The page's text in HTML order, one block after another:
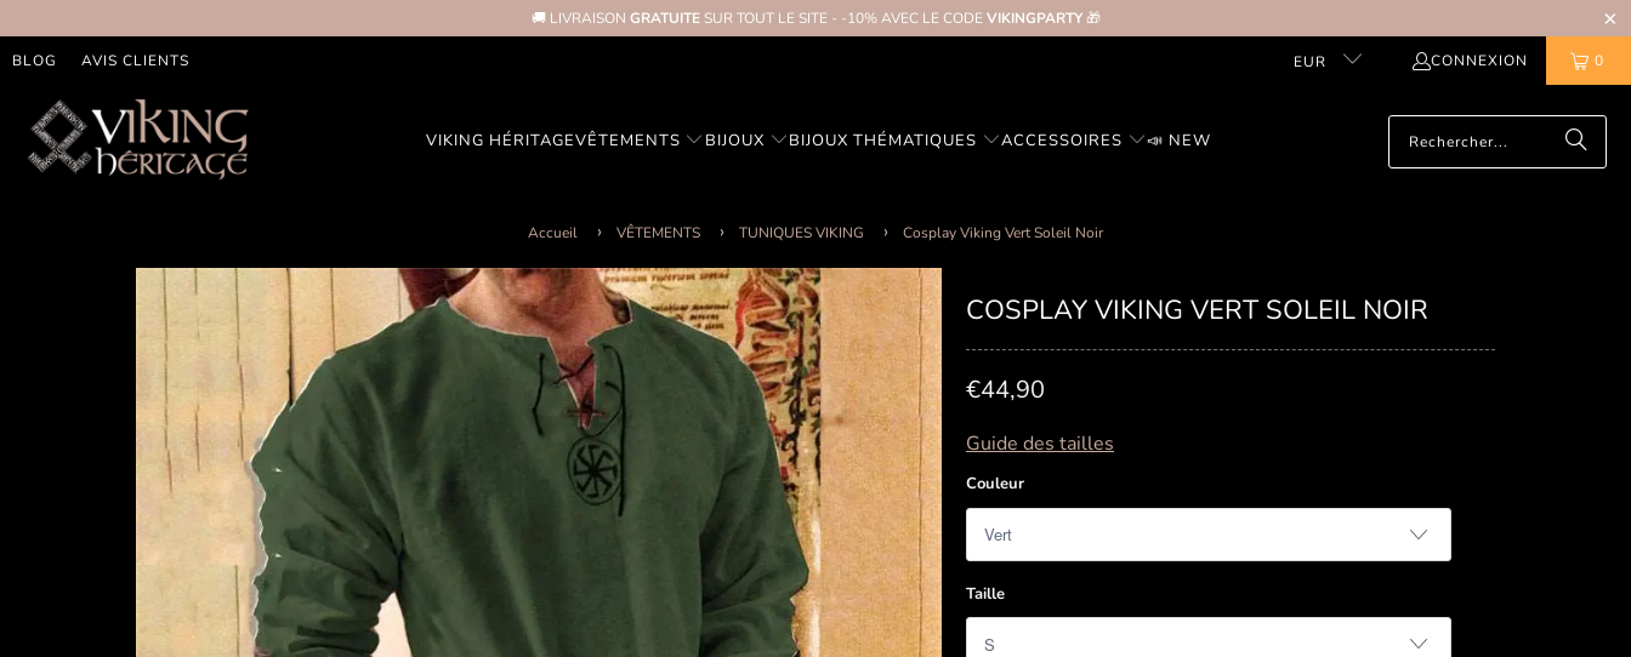
🚚 LIVRAISON GRATUITE SUR TOUT LE SITE - -10% AVEC LE CODEVIKINGPARTY🎁
BLOG AVIS CLIENTS EUR CONNEXION 0
VIKING HÉRITAGEVÊTEMENTS BIJOUX BIJOUX THÉMATIQUES ACCESSOIRES 📣 NEW
Accueil VÊTEMENTS TUNIQUES VIKING Cosplay Viking Vert Soleil Noir
COSPLAY VIKING VERT SOLEIL NOIR
€44,90
Guide des tailles
Couleur
Taille